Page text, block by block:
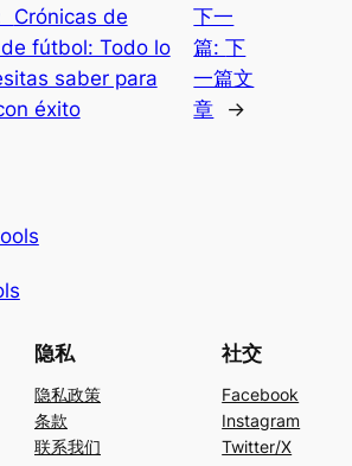
Crónicas de
fútbol: Todo lo
saber para
éxito
下一
篇:下
一篇文
章
→
隐私
隐私政策
条款
联系我们
社交
Facebook
Instagram
Twitter/X